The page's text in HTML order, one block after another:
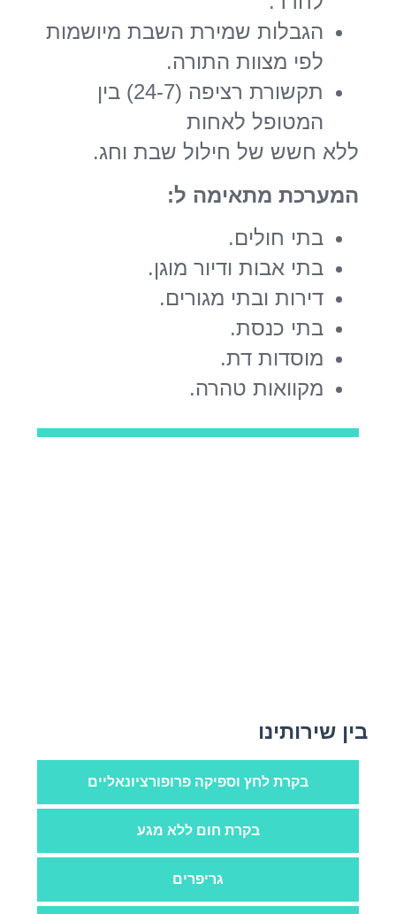
הגבלות שמירת השבת מיושמות
לפי מצוות התורה.
תקשורת רציפה (24-7) בין
המטופל לאחות
ללא חשש של חילול שבת וחג.
המערכת מתאימה ל:
בתי חולים.
בתי אבות ודיור מוגן.
דירות ובתי מגורים.
בתי כנסת.
מוסדות דת.
מקוואות טהרה.
בין שירותינו
בקרת לחץ וספיקה פרופורציונאליים
בקרת חום ללא מגע
גריפרים